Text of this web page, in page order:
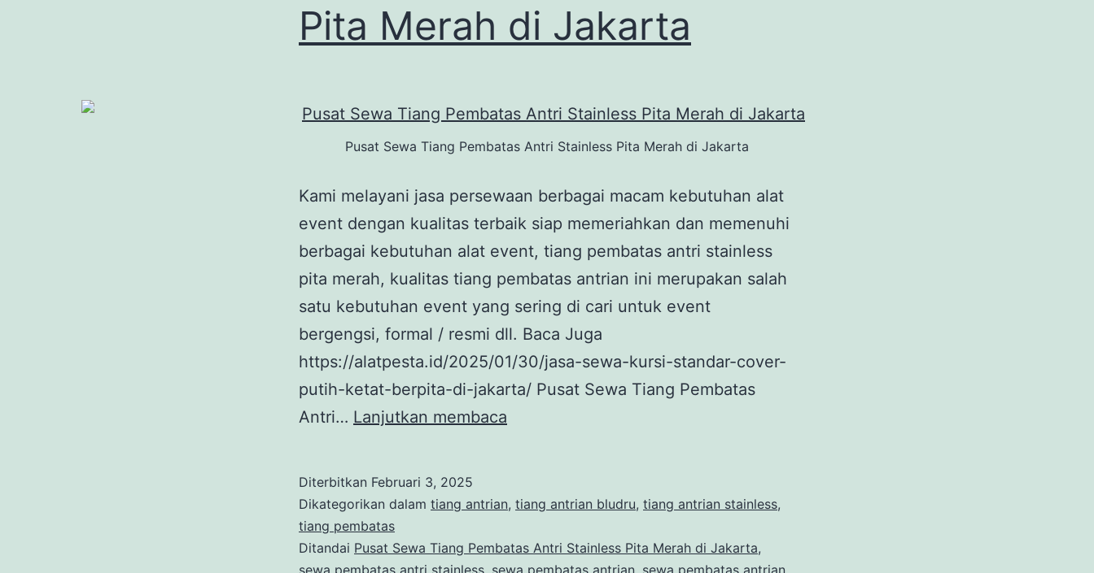
Pita Merah di Jakarta
Pusat Sewa Tiang Pembatas Antri Stainless Pita Merah di Jakarta
Kami melayani jasa persewaan berbagai macam kebutuhan alat
event dengan kualitas terbaik siap memeriahkan dan memenuhi
berbagai kebutuhan alat event, tiang pembatas antri stainless
pita merah, kualitas tiang pembatas antrian ini merupakan salah
satu kebutuhan event yang sering di cari untuk event
bergengsi, formal / resmi dll. Baca Juga
https://alatpesta.id/2025/01/30/jasa-sewa-kursi-standar-cover-
putih-ketat-berpita-di-jakarta/ Pusat Sewa Tiang Pembatas
Antri… Lanjutkan membaca
Pembatas
Stainless
Diterbitkan Februari 3, 2025
Dikategorikan dalam tiang antrian, tiang antrian bludru, tiang antrian stainless,
tiang pembatas
Ditandai Pusat Sewa Tiang Pembatas Antri Stainless Pita Merah di Jakarta,
sewa pembatas antri stainless, sewa pembatas antrian, sewa pembatas antrian